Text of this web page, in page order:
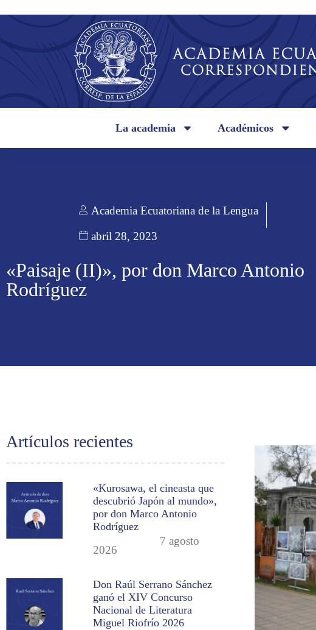
La academia Académicos
Academia Ecuatoriana de la Lengua
abril 28, 2023
«Paisaje (II)», por don Marco Antonio
Rodríguez
Artículos recientes
«Kurosawa, el cineasta que
descubrió Japón al mundo»,
por don Marco Antonio
Rodríguez
7 agosto
2026
Don Raúl Serrano Sánchez
ganó el XIV Concurso
Nacional de Literatura
Miguel Riofrío 2026